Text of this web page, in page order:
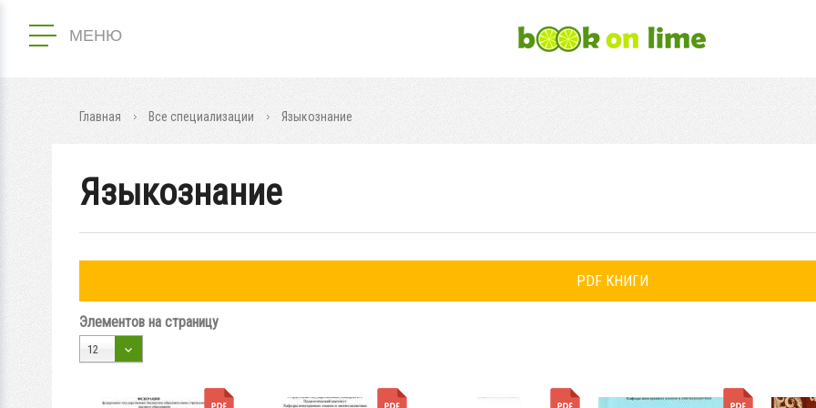
МЕНЮ
Главная Все специализации Языкознание
Языкознание
PDF КНИГИ
Элементов на страницу
12